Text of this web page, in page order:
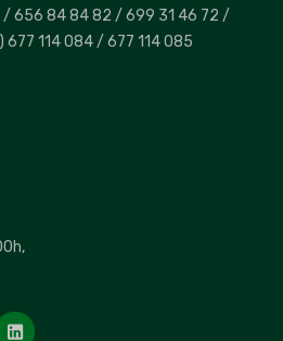
/ 656 84 84 82 / 699 31 46 72 /
677 114 084 / 677 114 085